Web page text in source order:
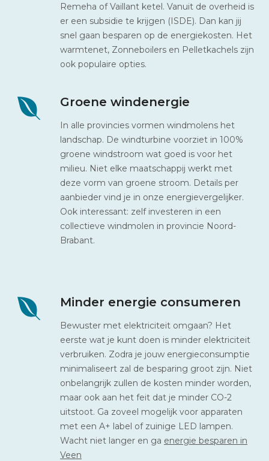
Remeha of Vaillant ketel. Vanuit de overheid is
er een subsidie te krijgen (ISDE). Dan kan jij
snel gaan besparen op de energiekosten. Het
warmtenet, Zonneboilers en Pelletkachels zijn
ook populaire opties.
Groene windenergie
In alle provincies vormen windmolens het
landschap. De windturbine voorziet in 100%
groene windstroom wat goed is voor het
milieu. Niet elke maatschappij werkt met
deze vorm van groene stroom. Details per
aanbieder vind je in onze energievergelijker.
Ook interessant: zelf investeren in een
collectieve windmolen in provincie Noord-
Brabant.
Minder energie consumeren
Bewuster met elektriciteit omgaan? Het
eerste wat je kunt doen is minder elektriciteit
verbruiken. Zodra je jouw energieconsumptie
minimaliseert zal de besparing groot zijn. Niet
onbelangrijk zullen de kosten minder worden,
maar ook aan het feit dat je minder CO-2
uitstoot. Ga zoveel mogelijk voor apparaten
met een A+ label of zuinige LED lampen.
Wacht niet langer en ga energie besparen in
Veen